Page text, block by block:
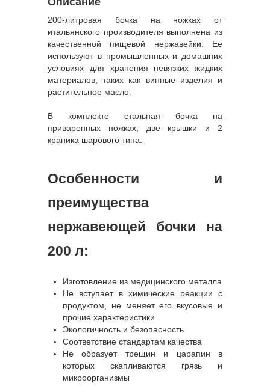
200-литровая бочка на ножках от
итальянского производителя выполнена из
качественной пищевой нержавейки.
Ее
используют в промышленных и домашних
условиях для хранения невязких жидких
материалов, таких как винные изделия и
растительное масло.
В комплекте стальная бочка на
приваренных ножках, две крышки и 2
краника шарового типа.
Особенности и
преимущества
нержавеющей бочки на
200 л:
Изготовление из медицинского металла
Не вступает в химические реакции с
продуктом, не меняет его вкусовые и
прочие характеристики
Экологичность и безопасность
Соответствие стандартам качества
Не образует трещин и царапин в
которых скапливаются грязь и
микроорганизмы